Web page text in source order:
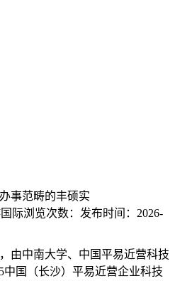
事范畴的丰硕实
际浏览次数： 发布时间： 2026-
中南大学、中国平易近营科技
中国（长沙）平易近营企业科技